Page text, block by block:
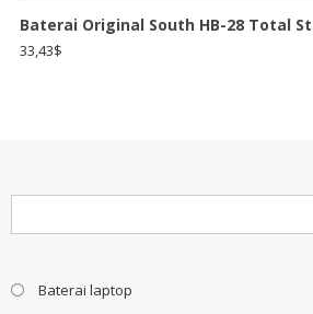
Baterai Original South HB-28 Total
33,43$
Baterai laptop